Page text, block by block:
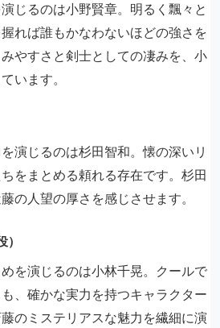
じるのは小野賢章。明るく飄々と
れば誰もかなわないほどの強さを
やすさと剣士としての凄みを、小
います。
演じるのは杉田智和。懐の深いリ
をまとめる頼れる存在です。杉田
の人望の厚さを感じさせます。
を演じるのは小林千晃。クールで
、確かな実力を持つキャラクター
のミステリアスな魅力を繊細に演